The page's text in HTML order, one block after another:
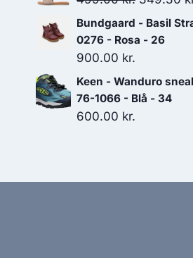
599.00
pris
499.00 kr..
Bundgaard - Basil
0276 - Rosa - 26
900.00 kr.
Keen - Wanduro
76-1066 - Blå - 34
600.00 kr.